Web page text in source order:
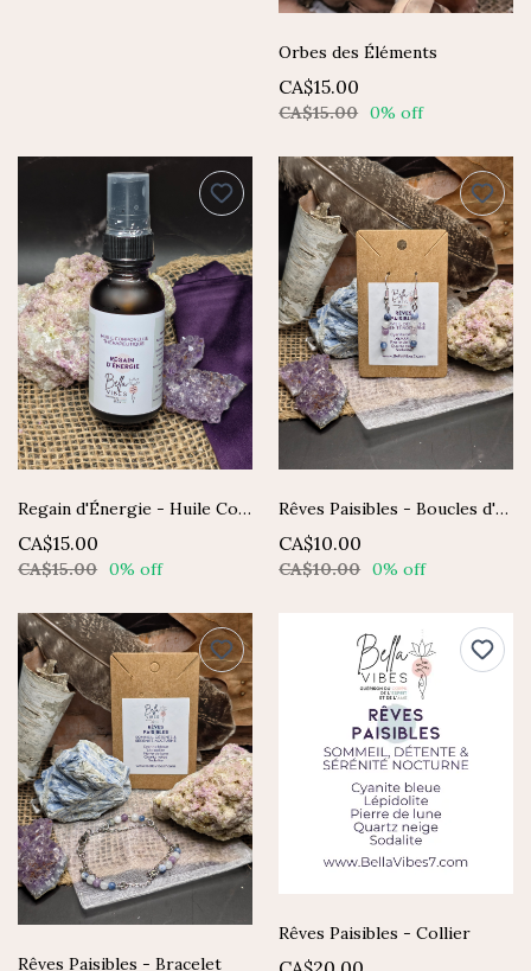
Orbes des Éléments
CA$15.00
CA$15.00 0% off
Regain d'Énergie - Huile Corporelle Thérapeutique
CA$15.00
CA$15.00 0% off
Rêves Paisibles - Boucles d'oreilles
CA$10.00
CA$10.00 0% off
Rêves Paisibles - Bracelet
Rêves Paisibles - Collier